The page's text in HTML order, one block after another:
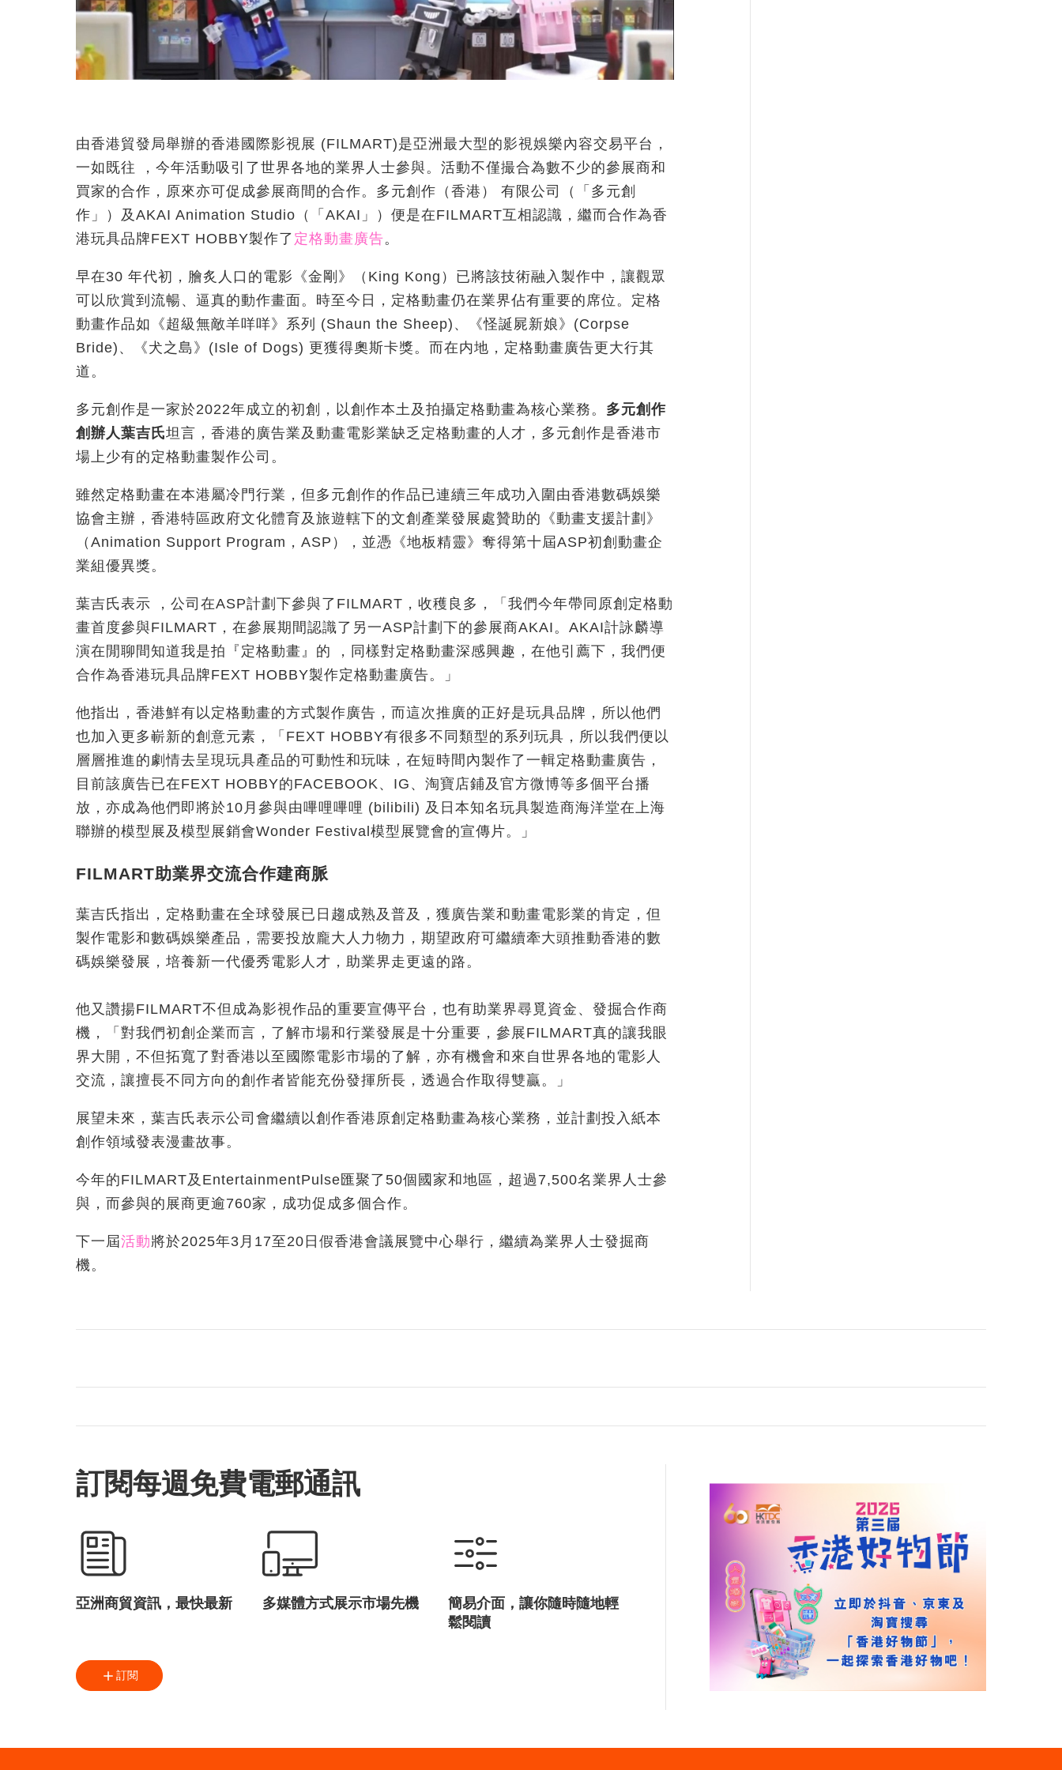
由香港貿發局舉辦的香港國際影視展 (FILMART)是亞洲最大型的影視娛樂內容交易平台，
一如既往 ，今年活動吸引了世界各地的業界人士參與。活動不僅撮合為數不少的參展商和
買家的合作，原來亦可促成參展商間的合作。多元創作（香港） 有限公司（「多元創
作」）及AKAI Animation Studio（「AKAI」）便是在FILMART互相認識，繼而合作為香
港玩具品牌FEXT HOBBY製作了 定格動畫廣告。
早在30 年代初，膾炙人口的電影《金剛》（King Kong）已將該技術融入製作中，讓觀眾
可以欣賞到流暢、逼真的動作畫面。時至今日，定格動畫仍在業界佔有重要的席位。定格
動畫作品如《超級無敵羊咩咩》系列 (Shaun the Sheep)、《怪誕屍新娘》(Corpse
Bride)、《犬之島》(Isle of Dogs) 更獲得奧斯卡獎。而在内地，定格動畫廣告更大行其
道。
多元創作是一家於2022年成立的初創，以創作本土及拍攝定格動畫為核心業務。 多元創作
創辦人葉吉氏坦言，香港的廣告業及動畫電影業缺乏 定格動畫的人才 ，多元創作是香港市
場上少有的定格動畫製作公司。
雖然定格動畫在本港屬冷門行業，但多元創作的作品已連續三年成功入圍由香港數碼娛樂
協會主辦，香港特區政府文化體育及旅遊轄下的文創產業發展處贊助的《動畫支援計劃》
（Animation Support Program，ASP），並憑《地板精靈》奪得第十屆ASP初創動畫企
業組優異獎。
葉吉氏表示 ，公司在ASP計劃下參與了FILMART，收穫良多，「我們今年帶同原創定格動
畫首度參與FILMART，在參展期間認識了另一ASP計劃下的參展商AKAI。AKAI計詠麟導
演在閒聊間知道我是拍『定格動畫』的 ，同樣對定格動畫深感興趣，在他引薦下，我們便
合作為香港玩具品牌FEXT HOBBY製作定格動畫廣告。」
他指出，香港鮮有以定格動畫的方式製作廣告，而這次推廣的正好是玩具品牌，所以他們
也加入更多嶄新的創意元素，「FEXT HOBBY有很多不同類型的系列玩具，所以我們便以
層層推進的劇情去呈現玩具產品的可動性和玩味，在短時間內製作了一輯定格動畫廣告，
目前該廣告已在FEXT HOBBY的FACEBOOK、IG、淘寶店鋪及官方微博等多個平台播
放，亦成為他們即將於10月參與由嗶哩嗶哩 (bilibili) 及日本知名玩具製造商海洋堂在上海
聯辦的模型展及模型展銷會Wonder Festival模型展覽會的宣傳片。」
FILMART助業界交流合作建商脈
葉吉氏指出，定格動畫在全球發展已日趨成熟及普及，獲廣告業和動畫電影業的肯定，但
製作電影和數碼娛樂產品，需要投放龐大人力物力，期望政府可繼續牽大頭推動香港的數
碼娛樂發展，培養新一代優秀電影人才，助業界走更遠的路。
他又讚揚FILMART不但成為影視作品的重要宣傳平台，也有助業界尋覓資金、發掘合作商
機，「對我們初創企業而言，了解市場和行業發展是十分重要，參展FILMART真的讓我眼
界大開，不但拓寬了對香港以至國際電影市場的了解，亦有機會和來自世界各地的電影人
交流，讓擅長不同方向的創作者皆能充份發揮所長，透過合作取得雙贏。」
展望未來，葉吉氏表示公司會繼續以創作香港原創定格動畫為核心業務，並計劃投入紙本
創作領域發表漫畫故事。
今年的FILMART及EntertainmentPulse匯聚了50個國家和地區，超過7,500名業界人士參
與，而參與的展商更逾760家，成功促成多個合作。
下一屆活動將於2025年3月17至20日假香港會議展覽中心舉行，繼續為業界人士發掘商
機。
訂閱每週免費電郵通訊
亞洲商貿資訊，最快最新 多媒體方式展示市場先機
簡易介面，讓你隨時隨地輕
鬆閱讀
訂閱